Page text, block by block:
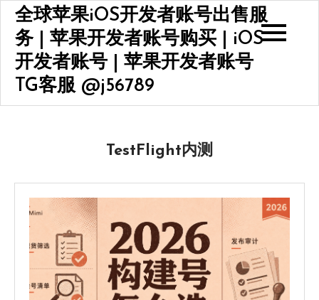
Skip
content
全球苹果iOS开发者账号出售服
务 | 苹果开发者账号购买 | iOS
开发者账号 | 苹果开发者账号
TG客服 @j56789
TestFlight内测